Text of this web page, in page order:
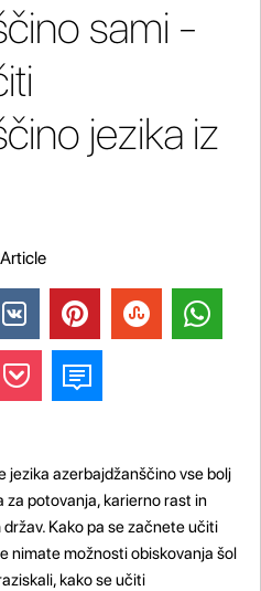
sami -
jezika iz
jezika azerbajdžanščino vse bolj
za potovanja, karierno rast in
Kako pa se začnete učiti
nimate možnosti obiskovanja šol
kako se učiti